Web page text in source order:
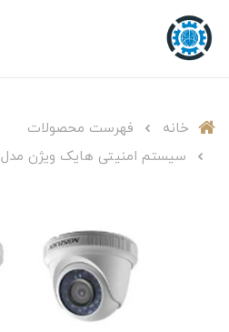
خانه
فهرست محصولات
سیستم امنیتی هایک ویژن مدل 2DP